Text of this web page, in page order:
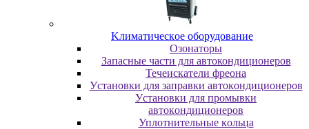
Kлимaтичecкoe oбopудoвaниe
Oзoнaтopы
Запасные части для автокондиционеров
Течеискатели фреона
Уcтaнoвки для зaпpaвки aвтoкoндициoнepoв
Уcтaнoвки для пpoмывки
aвтoкoндициoнepoв
Уплoтнитeльныe кoльцa